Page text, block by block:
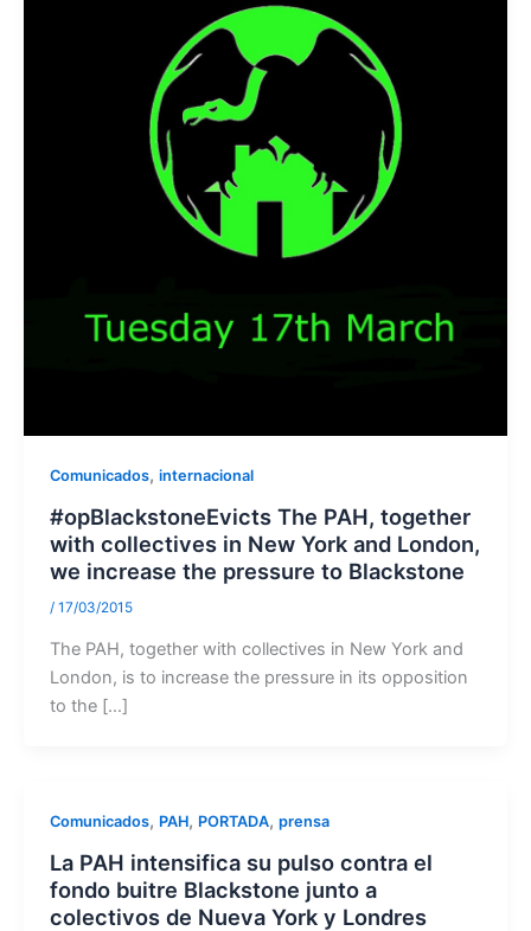
Comunicados, internacional
#opBlackstoneEvicts The PAH, together
with collectives in New York and London,
we increase the pressure to Blackstone
/ 17/03/2015
The PAH, together with collectives in New York and
London, is to increase the pressure in its opposition
to the […]
Comunicados, PAH, PORTADA, prensa
La PAH intensifica su pulso contra el
fondo buitre Blackstone junto a
colectivos de Nueva York y Londres